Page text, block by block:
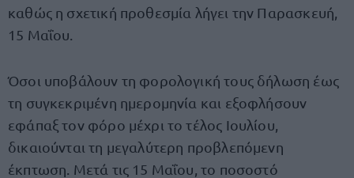
καθώς η σχετική προθεσμία λήγει την Παρασκευή,
15 Μαΐου.
Όσοι υποβάλουν τη φορολογική τους δήλωση έως
τη συγκεκριμένη ημερομηνία και εξοφλήσουν
εφάπαξ τον φόρο μέχρι το τέλος Ιουλίου,
δικαιούνται τη μεγαλύτερη προβλεπόμενη
έκπτωση. Μετά τις 15 Μαΐου, το ποσοστό